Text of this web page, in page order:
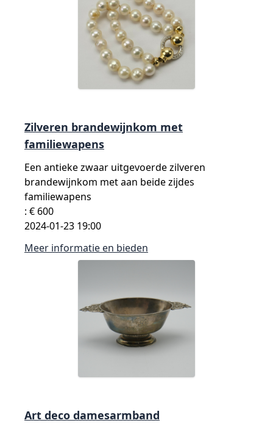
Zilveren brandewijnkom met
familiewapens
Een antieke zwaar uitgevoerde zilveren
brandewijnkom met aan beide zijdes
familiewapens
: € 600
2024-01-23 19:00
Meer informatie en bieden
Art deco damesarmband